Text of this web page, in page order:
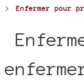
> Enfermer pour